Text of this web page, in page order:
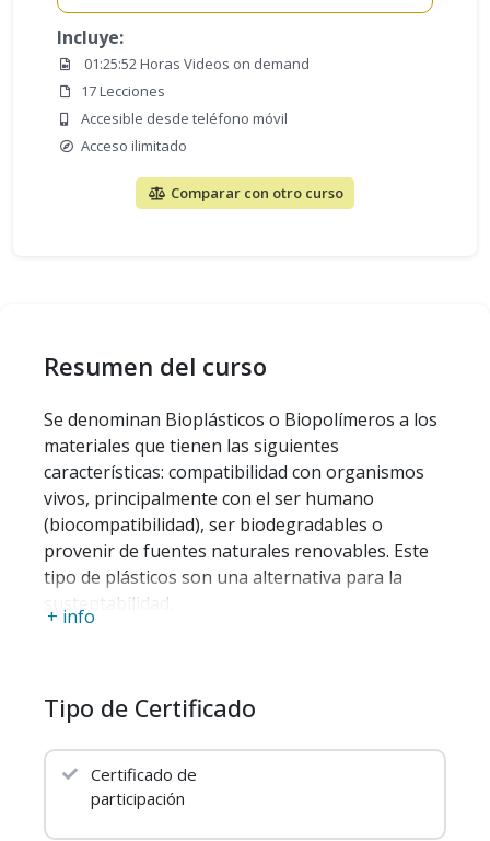
+ info
Resumen del curso
Se denominan Bioplásticos o Biopolímeros a los
materiales que tienen las siguientes
características: compatibilidad con organismos
vivos, principalmente con el ser humano
(biocompatibilidad), ser biodegradables o
provenir de fuentes naturales renovables. Este
tipo de plásticos son una alternativa para la
sustentabilidad.
la industria del petróleo y reducir la emisión de
CO2 , la investigación y el desarrollo tecnológico
se enfocan en obtener materiales de fuentes
renovables y que al mismo tiempo sean
biodegradables, por lo que es común definir
Tipo de Certificado
Certificado de
participación
Incluye:
01:25:52 Horas Videos on demand
17 Lecciones
Accesible desde teléfono móvil
Acceso ilimitado
Comparar con otro curso